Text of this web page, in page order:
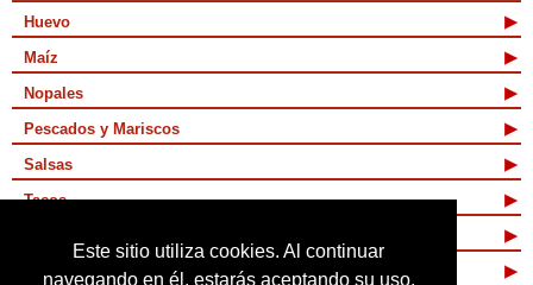
Este sitio utiliza cookies. Al continuar
navegando en él, estarás aceptando su uso.
Huevo
Maíz
Nopales
Pescados y Mariscos
Salsas
Tacos
Vegetarianas